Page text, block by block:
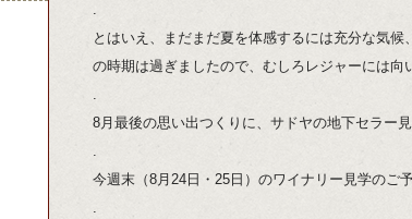
.
とはいえ、まだまだ夏を体感するには充分な気候
の時期は過ぎましたので、むしろレジャーには
.
8月最後の思い出つくりに、サドヤの地下セラー
.
今週末（8月24日・25日）のワイナリー見学のご
.